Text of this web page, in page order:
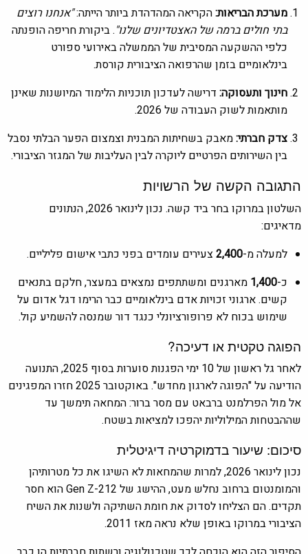
מערכת הבריאות:הקריאה המהדהדת ביותר הייתה:"אנחנו רוצים
בתי חולים ברמה של האצטדיונים שלנו". ביקורת חריפה הופנתה
כלפי ההשקעה המסיבית של הממשלה באירועי ספורט
בינלאומיים בזמן שהרפואה הציבורית קורסת.
חינוך ותעסוקה:דרישה לעדכון תוכניות הלימוד המיושנות שאינן
מותאמות לשוק העבודה של 2026.
צדק חברתי:מאבק בשחיתות המבנית וצמצום הפער הבלתי נסבל
בין השירותים הפרטיים ליוקרה לבין העליבות של המגזר הציבורי.
התגובה הקשה של הרשויות
השלטון במרוקו בחר ביד קשה. נכון לינואר 2026, הנתונים
מדאיגים:
למעלה מ-2,400צעירים עומדים בפני כתבי אישום פליליים.
כ-1,400מארגנים ומשתתפים נמצאים במעצר, חלקם בתנאים
קשים. ארגוני זכויות אדם בינלאומיים כבר הרימו דגל אדום על
שימוש בכוח לא פרופורציונלי כנגד דור שמנסה להשמיע קול.
הפוגה טקטית או דעיכה?
לאחר גל ראשון של 10 ימי הפגנות סוערות בסוף 2025, התנועה
הודיעה על "הפוגה לארגון מחדש". באוקטובר 2025 חזרו המפגינים
אל מול הפרלמנט ברבאט עם מסר ברור: המחאה תימשך עד
שההבטחות המילוליות יהפכו למציאות בשטח.
סיכום: שיעור בדמוקרטיה דיגיטלית
נכון לינואר 2026, למרות שהמחאות לא השיגו את כל מטרותיהן
והמומנטום ברחוב נחלש מעט, ההישג של Gen Z-212 הוא חסר
תקדים. הם הצליחו לסדוק את חומת השתיקה ולשנות את השיח
הציבורי במרוקו באופן שלא נראה מאז 2011.